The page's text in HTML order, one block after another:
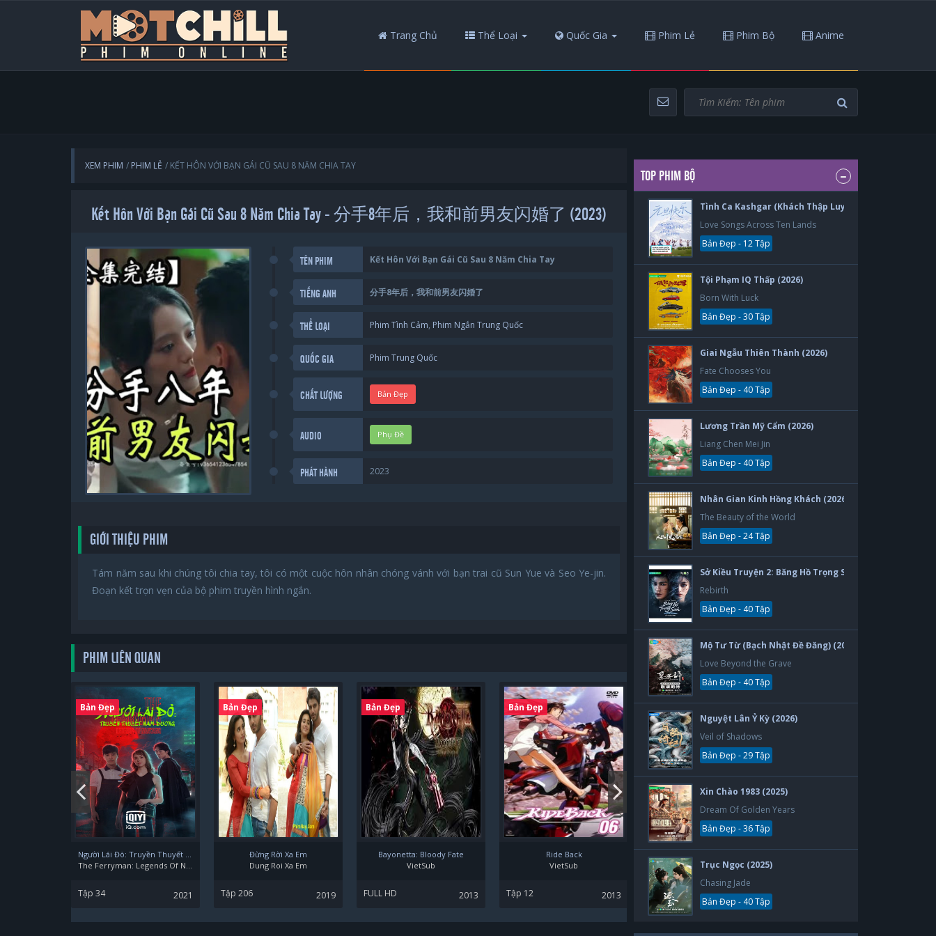
Trang Chủ Thể Loại Quốc Gia Phim Lẻ Phim Bộ Anime
XEM PHIM PHIM LẺ KẾT HÔN VỚI BẠN GÁI CŨ SAU 8 NĂM CHIA TAY
Kết Hôn Với Bạn Gái Cũ Sau 8 Năm Chia Tay - 分手8年后，我和前男友闪婚了 (2023)
TÊN PHIM Kết Hôn Với Bạn Gái Cũ Sau 8 Năm Chia Tay
TIẾNG ANH 分手8年后，我和前男友闪婚了
THỂ LOẠI Phim Tình Cảm, Phim Ngắn Trung Quốc
QUỐC GIA Phim Trung Quốc
CHẤT LƯỢNG Bản Đẹp
AUDIO Phụ Đề
PHÁT HÀNH 2023
GIỚI THIỆU PHIM
Tám năm sau khi chúng tôi chia tay, tôi có một cuộc hôn nhân chóng vánh với bạn trai cũ Sun Yue và Seo Ye-jin.
Đoạn kết trọn vẹn của bộ phim truyền hình ngắn.
PHIM LIÊN QUAN
Bản Đẹp
Người Lái Đò: Truyền Thuyết Nam Dương
The Ferryman: Legends Of Nanyang
Tập 34 2021
Bản Đẹp
Đừng Rời Xa Em
Dung Roi Xa Em
Tập 206 2019
Bản Đẹp
Bayonetta: Bloody Fate
VietSub
FULL HD 2013
Bản Đẹp
Ride Back
VietSub
Tập 12 2013
Bản Đẹp
Thẻ Bạn Trai
Boyfriend Card
30 tập 2019
TOP PHIM BỘ
Tình Ca Kashgar (Khách Thập Luyến Ca) (2026)
Love Songs Across Ten Lands
Bản Đẹp - 12 Tập
Tội Phạm IQ Thấp (2026)
Born With Luck
Bản Đẹp - 30 Tập
Giai Ngẫu Thiên Thành (2026)
Fate Chooses You
Bản Đẹp - 40 Tập
Lương Trần Mỹ Cẩm (2026)
Liang Chen Mei Jin
Bản Đẹp - 40 Tập
Nhân Gian Kinh Hồng Khách (2026)
The Beauty of the World
Bản Đẹp - 24 Tập
Sở Kiều Truyện 2: Băng Hồ Trọng Sinh (2026)
Rebirth
Bản Đẹp - 40 Tập
Mộ Tư Từ (Bạch Nhật Đề Đăng) (2026)
Love Beyond the Grave
Bản Đẹp - 40 Tập
Nguyệt Lân Ỷ Kỳ (2026)
Veil of Shadows
Bản Đẹp - 29 Tập
Xin Chào 1983 (2025)
Dream Of Golden Years
Bản Đẹp - 36 Tập
Trục Ngọc (2025)
Chasing Jade
Bản Đẹp - 40 Tập